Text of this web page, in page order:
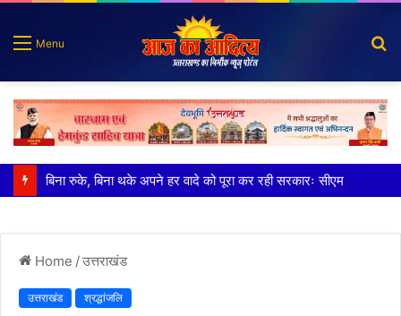
Menu
बिना रुके, बिना थके अपने हर वादे को पूरा कर रही सरकारः सीएम
Home /उत्तराखंड
उत्तराखंड श्रद्धांजलि